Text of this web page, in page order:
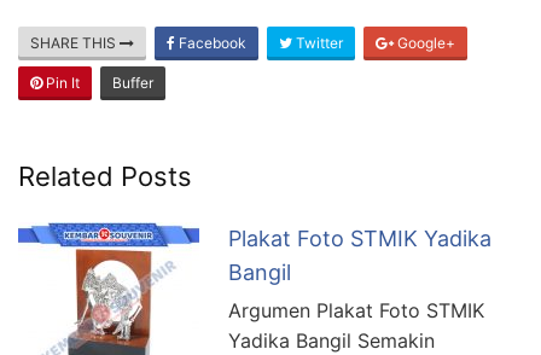
SHARE THIS Facebook Twitter Google+
Pin It Buffer
Related Posts
Plakat Foto STMIK Yadika
Bangil
Argumen Plakat Foto STMIK
Yadika Bangil Semakin